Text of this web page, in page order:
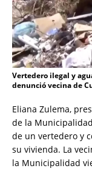
Vertedero ilegal y
denunció vecina de
Eliana Zulema,
de la
de un vertedero y
su vivienda. La
la Municipalidad